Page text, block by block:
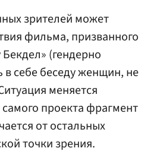
зрителей может
фильма, призванного
(гендерно
себе беседу женщин, не
меняется
проекта фрагмент
от остальных
точки зрения.